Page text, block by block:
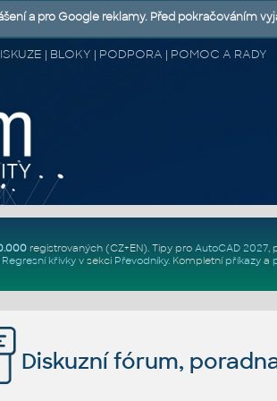
| BLOKY | PODPORA | POMOC A RADY
registrovaných (CZ+EN). Tipy pro AutoCAD 2027,
Regresní křivkyv sekci Převodníky. Kompletní příkazya
Diskuzní fórum,
a pro Google reklamy. Před pokračováním